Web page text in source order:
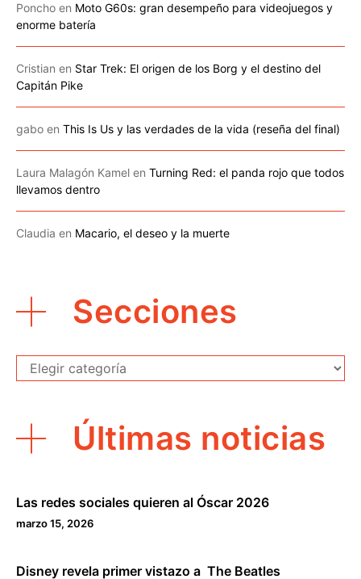
Poncho en Moto G60s: gran desempeño para videojuegos y
enorme batería
Cristian en Star Trek: El origen de los Borg y el destino del
Capitán Pike
gabo en This Is Us y las verdades de la vida (reseña del final)
Laura Malagón Kamel en Turning Red: el panda rojo que todos
llevamos dentro
Claudia en Macario, el deseo y la muerte
Secciones
Secciones
Últimas noticias
Las redes sociales quieren al Óscar 2026
marzo 15, 2026
Disney revela primer vistazo a The Beatles